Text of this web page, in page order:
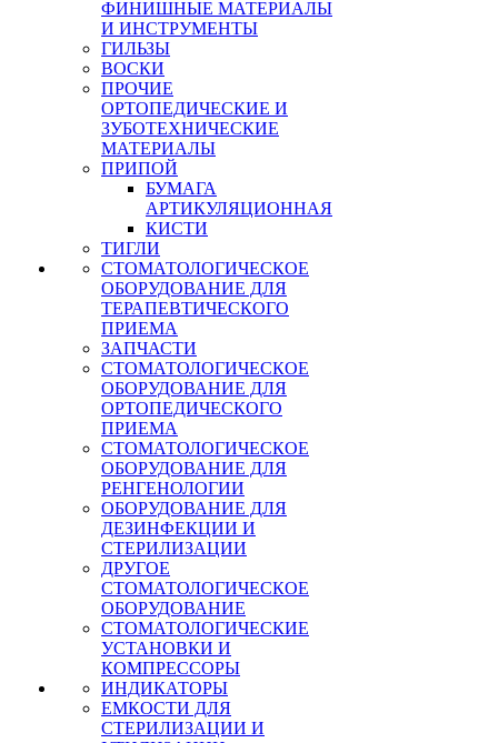
ФИНИШНЫЕ МАТЕРИАЛЫ
И ИНСТРУМЕНТЫ
ГИЛЬЗЫ
ВОСКИ
ПРОЧИЕ
ОРТОПЕДИЧЕСКИЕ И
ЗУБОТЕХНИЧЕСКИЕ
МАТЕРИАЛЫ
ПРИПОЙ
БУМАГА
АРТИКУЛЯЦИОННАЯ
КИСТИ
ТИГЛИ
СТОМАТОЛОГИЧЕСКОЕ
ОБОРУДОВАНИЕ ДЛЯ
ТЕРАПЕВТИЧЕСКОГО
ПРИЕМА
ЗАПЧАСТИ
СТОМАТОЛОГИЧЕСКОЕ
ОБОРУДОВАНИЕ ДЛЯ
ОРТОПЕДИЧЕСКОГО
ПРИЕМА
СТОМАТОЛОГИЧЕСКОЕ
ОБОРУДОВАНИЕ ДЛЯ
РЕНГЕНОЛОГИИ
ОБОРУДОВАНИЕ ДЛЯ
ДЕЗИНФЕКЦИИ И
СТЕРИЛИЗАЦИИ
ДРУГОЕ
СТОМАТОЛОГИЧЕСКОЕ
ОБОРУДОВАНИЕ
СТОМАТОЛОГИЧЕСКИЕ
УСТАНОВКИ И
КОМПРЕССОРЫ
ИНДИКАТОРЫ
ЕМКОСТИ ДЛЯ
СТЕРИЛИЗАЦИИ И